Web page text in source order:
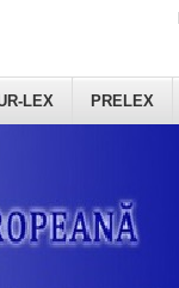
LEX PRELEX